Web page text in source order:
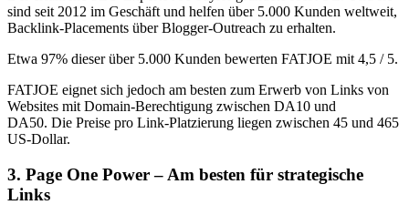
sind seit 2012 im Geschäft und helfen über 5.000 Kunden weltweit,
Backlink-Placements über Blogger-Outreach zu erhalten.
Etwa 97% dieser über 5.000 Kunden bewerten FATJOE mit 4,5 / 5.
FATJOE eignet sich jedoch am besten zum Erwerb von Links von
Websites mit Domain-Berechtigung zwischen DA10 und
DA50. Die Preise pro Link-Platzierung liegen zwischen 45 und 465
US-Dollar.
3. Page One Power – Am besten für strategische
Links